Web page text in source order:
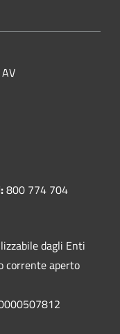
800 774 704
dagli Enti
corrente aperto